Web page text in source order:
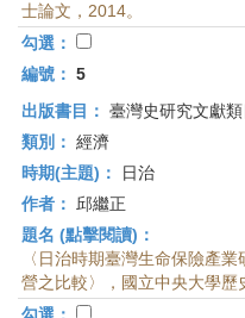
士論文，2014。
勾選：
編號： 5
出版書目： 臺灣史研究文獻
類別： 經濟
時期(主題)：
日治
作者：
邱繼正
題名 (點擊閱讀)：
〈日治時期臺灣生命保險產
營之比較〉，國立中央大學歷